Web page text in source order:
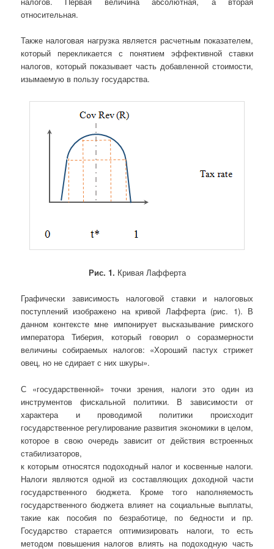
относительная.
Также налоговая нагрузка является расчетным показателем,
который перекликается с понятием эффективной ставки
налогов, который показывает часть добавленной стоимости,
изымаемую в пользу государства.
Рис. 1. Кривая Лафферта
Графически зависимость налоговой ставки и налоговых
поступлений изображено на кривой Лафферта (рис. 1). В
данном контексте мне импонирует высказывание римского
императора Тиберия, который говорил о соразмерности
величины собираемых налогов: «Хороший пастух стрижет
овец, но не сдирает с них шкуры».
С «государственной» точки зрения, налоги это один из
инструментов фискальной политики. В зависимости от
характера и проводимой политики происходит
государственное регулирование развития экономики в целом,
которое в свою очередь зависит от действия встроенных
стабилизаторов,
к которым относятся подоходный налог и косвенные налоги.
Налоги являются одной из составляющих доходной части
государственного бюджета. Кроме того наполняемость
государственного бюджета влияет на социальные выплаты,
такие как пособия по безработице, по бедности и пр.
Государство старается оптимизировать налоги, то есть
методом повышения налогов влиять на подоходную часть